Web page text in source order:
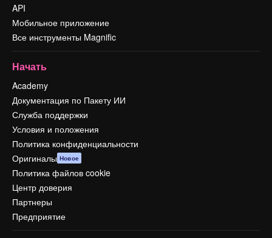
API
Мобильное приложение
Все инструменты Magnific
Начать
Academy
Документация по Пакету ИИ
Служба поддержки
Условия и положения
Политика конфиденциальности
Оригиналы Новое
Политика файлов cookie
Центр доверия
Партнеры
Предприятие